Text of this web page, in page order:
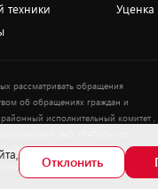
техники
Уценка
рассматривать обращения
об обращениях граждан и
исполнительный комитет ,
о нарушении их прав): Тел.:
Отклонить